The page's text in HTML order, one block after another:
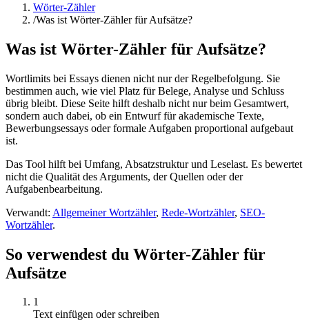
Wörter-Zähler
/Was ist Wörter-Zähler für Aufsätze?
Was ist Wörter-Zähler für Aufsätze?
Wortlimits bei Essays dienen nicht nur der Regelbefolgung. Sie
bestimmen auch, wie viel Platz für Belege, Analyse und Schluss
übrig bleibt. Diese Seite hilft deshalb nicht nur beim Gesamtwert,
sondern auch dabei, ob ein Entwurf für akademische Texte,
Bewerbungsessays oder formale Aufgaben proportional aufgebaut
ist.
Das Tool hilft bei Umfang, Absatzstruktur und Leselast. Es bewertet
nicht die Qualität des Arguments, der Quellen oder der
Aufgabenbearbeitung.
Verwandt: Allgemeiner Wortzähler, Rede-Wortzähler, SEO-
Wortzähler.
So verwendest du Wörter-Zähler für
Aufsätze
1
Text einfügen oder schreiben